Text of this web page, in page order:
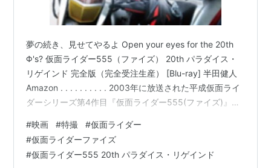
夢の続き、見せてやるよ Open your eyes for the 20th
Φ's? 仮面ライダー555（ファイズ） 20th パラダイス・
リゲインド 完全版（完全受注生産） [Blu-ray] 半田健人
Amazon . . . . . . . . . . 2003年に放送された平成仮面ライ
ダーシリーズ第4作目『仮面ライダー555(ファイズ)』。
物語を描く夢とエゴの物語は当時大きな話題を呼びまし
た。変身者が固定されておらず様々な人物がライダーに
変身する点や怪人側にもスポットが当たる物語など、後
#映画 #特撮 #仮面ライダー
#仮面ライダーファイズ
#仮面ライダー555 20th パラダイス・リゲインド